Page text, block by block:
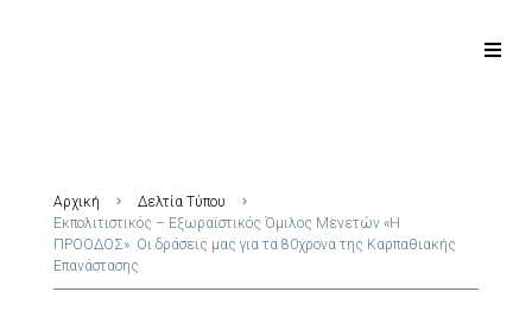
Αρχική
Δελτία Τύπου
Εκπολιτιστικός – Εξωραϊστικός Όμιλος Μενετών «Η
ΠΡΟΟΔΟΣ»: Οι δράσεις μας για τα 80χρονα της Καρπαθιακής
Επανάστασης